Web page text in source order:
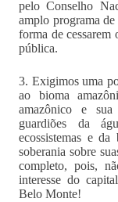
pelo Conselho
amplo programa
forma de cessarem
pública.
3. Exigimos uma
ao bioma
amazônico e
guardiões da
ecossistemas e da
soberania sobre
completo, pois,
interesse do
Belo Monte!